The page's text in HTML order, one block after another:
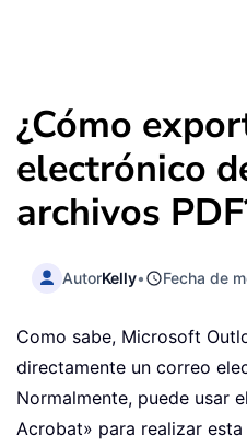
¿Cómo
electrónico
archivos
AutorKelly• Fecha de
Como sabe, Microsoft
directamente un correo
Normalmente, puede usar
Acrobat» para realizar